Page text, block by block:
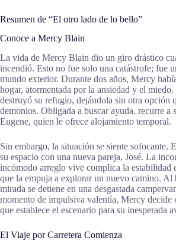
Resumen de “El otro lado de lo bello”
Conoce a Mercy Blain
La vida de Mercy Blain dio un giro drástico
incendió. Esto no fue solo una catástrofe; fue
mundo exterior. Durante dos años, Mercy
hogar, atormentada por la ansiedad y el
destruyó su refugio, dejándola sin otra opción
demonios. Obligada a buscar ayuda, recurre a
Eugene, quien le ofrece alojamiento temporal.
Sin embargo, la situación se siente sofocante.
su espacio con una nueva pareja, José. La
incómodo arreglo vive complica la estabilidad
que la empuja a explorar un nuevo camino. Al
mirada se detiene en una desgastada
momento de impulsiva valentía, Mercy decide
que establece el escenario para su inesperada
El Viaje por Carretera Comienza